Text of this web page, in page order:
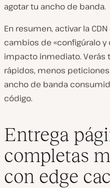
agotar tu ancho de banda.
En resumen, activar la
cambios de «configúralo
impacto inmediato. Verás
rápidos, menos
ancho de banda
código.
Entrega
completas
con edge